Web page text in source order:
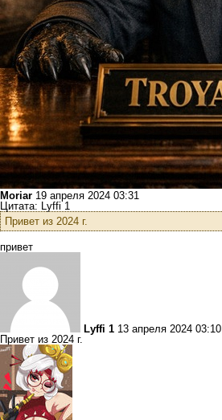
Moriar 19 апреля 2024 03:31
Цитата: Lyffi 1
Привет из 2024 г.
привет
Lyffi 1 13 апреля 2024 03:10
Привет из 2024 г.